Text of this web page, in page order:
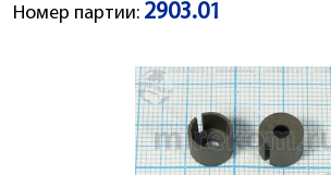
Номер партии: 2903.01